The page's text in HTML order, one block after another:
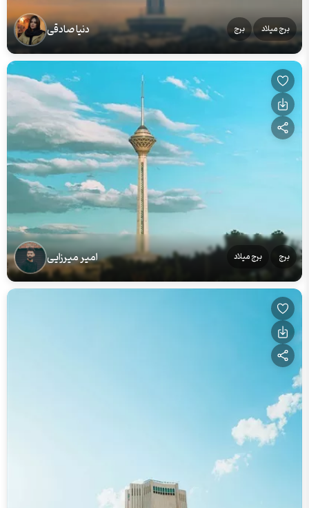
برج میلاد برج دنیا صادقی
برج برج میلاد امیر میرزایی